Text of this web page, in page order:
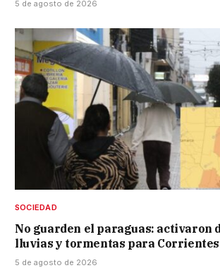
5 de agosto de 2026
SOCIEDAD
No guarden el paraguas: activaron
lluvias y tormentas para Corrientes
5 de agosto de 2026